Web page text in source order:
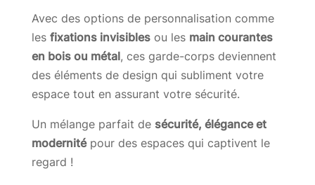
Avec des options de personnalisation comme
les fixations invisiblesou les main courantes
en bois ou métal, ces garde-corps deviennent
des éléments de design qui subliment votre
espace tout en assurant votre sécurité.
Un mélange parfait de sécurité, élégance et
modernitépour des espaces qui captivent le
regard !